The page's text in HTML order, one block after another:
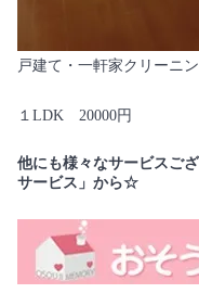
戸建て・一軒家クリーニ
１LDK 20000円
他にも様々なサービスご
サービス」から☆